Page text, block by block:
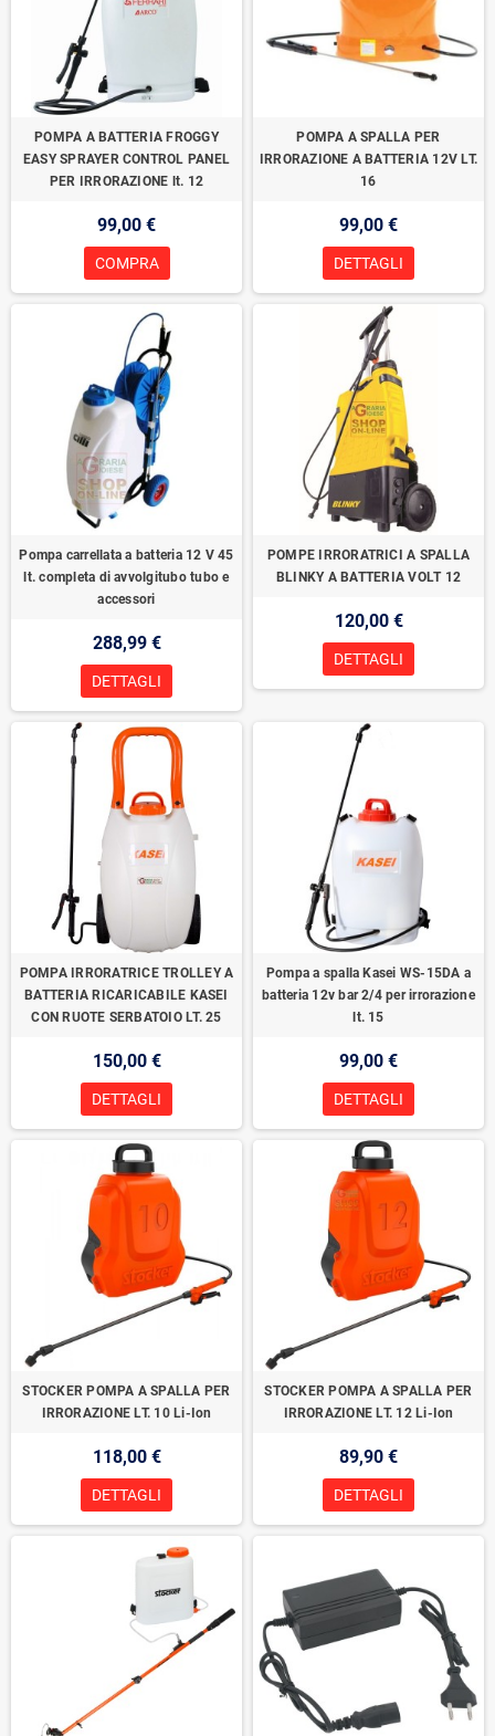
POMPA A BATTERIA FROGGY
EASY SPRAYER CONTROL PANEL
PER IRRORAZIONE lt. 12
99,00 €
COMPRA
POMPA A SPALLA PER
IRRORAZIONE A BATTERIA 12V LT.
16
99,00 €
DETTAGLI
Pompa carrellata a batteria 12 V 45
lt. completa di avvolgitubo tubo e
accessori
288,99 €
DETTAGLI
POMPE IRRORATRICI A SPALLA
BLINKY A BATTERIA VOLT 12
120,00 €
DETTAGLI
POMPA IRRORATRICE TROLLEY A
BATTERIA RICARICABILE KASEI
CON RUOTE SERBATOIO LT. 25
150,00 €
DETTAGLI
Pompa a spalla Kasei WS-15DA a
batteria 12v bar 2/4 per irrorazione
lt. 15
99,00 €
DETTAGLI
STOCKER POMPA A SPALLA PER
IRRORAZIONE LT. 10 Li-Ion
118,00 €
DETTAGLI
STOCKER POMPA A SPALLA PER
IRRORAZIONE LT. 12 Li-Ion
89,90 €
DETTAGLI